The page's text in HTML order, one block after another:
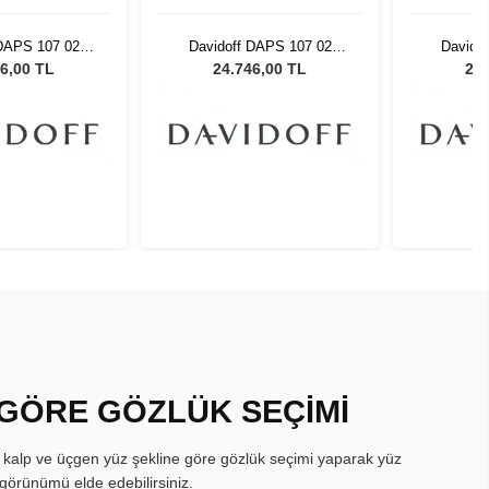
107 02
Gözlüğü
TL
Davidoff DAPS 107 02
Unisex Güneş Gözlüğü
24.746,00 TL
GÖZLÜK SEÇİMİ
ve üçgen yüz şekline göre gözlük seçimi yaparak yüz
elde edebilirsiniz.